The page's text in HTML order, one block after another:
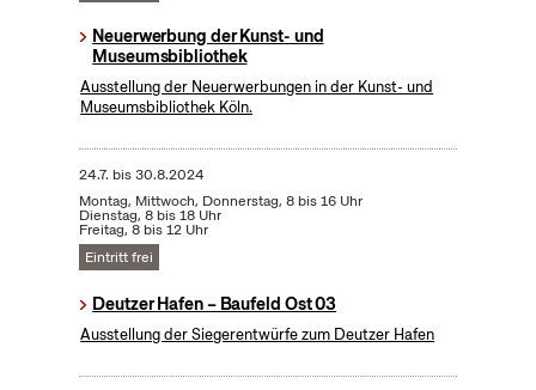
Neuerwerbung der Kunst- und
Museumsbibliothek
Ausstellung der Neuerwerbungen in der Kunst- und
Museumsbibliothek Köln.
24.7. bis30.8.2024
Montag, Mittwoch, Donnerstag, 8 bis 16 Uhr
Dienstag, 8 bis 18 Uhr
Freitag, 8 bis 12 Uhr
Eintritt frei
Deutzer Hafen – Baufeld Ost 03
Ausstellung der Siegerentwürfe zum Deutzer Hafen